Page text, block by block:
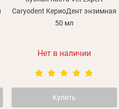
Caryodent КериоДент энзимная
50 мл
Нет в наличии
Купить